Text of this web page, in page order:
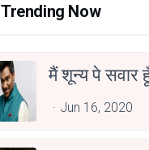
Trending Now
मैं शून्य पे सवार
Jun 16, 2020